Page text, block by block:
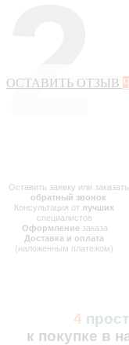
2
Оставить заявку или заказать
обратный звонок
Консультация от лучших
специалистов
Оформление заказа
Доставка и оплата
(наложенным платежом)
4
к покупке в
ОСТАВИТЬ ОТЗЫВ